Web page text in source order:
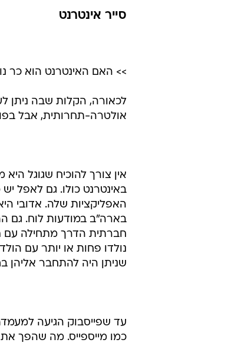
סייר אינטרנט
>> האם האינטרנט הוא כר
לכאורה, הקלות שבה ניתן
אולטרה-תחרותית, אבל
אין צורך להוכיח שגוגל
באינטרנט כולו. גם לאפל
בארה"ב במודעות לוח. גם
חברתית הדרך מתחילה עם
שניתן היה להתחבר אליהן
עד שפייסבוק הגיעה